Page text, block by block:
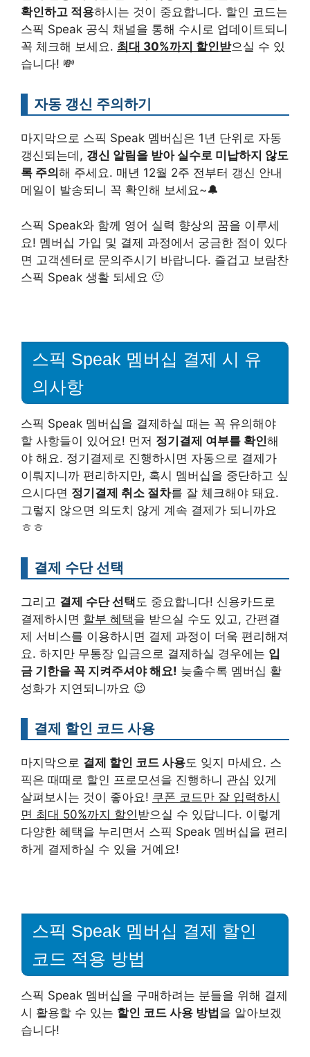
확인하고 적용하시는 것이 중요합니다. 할인 코드는
스픽 Speak 공식 채널을 통해 수시로 업데이트되니
꼭 체크해 보세요. 최대 30%까지 할인받으실 수 있
습니다! 💸
자동 갱신 주의하기
마지막으로 스픽 Speak 멤버십은 1년 단위로 자동
갱신되는데, 갱신 알림을 받아 실수로 미납하지 않도
록 주의 해 주세요. 매년 12월 2주 전부터 갱신 안내
메일이 발송되니 꼭 확인해 보세요~🔔
스픽 Speak와 함께 영어 실력 향상의 꿈을 이루세
요! 멤버십 가입 및 결제 과정에서 궁금한 점이 있다
면 고객센터로 문의주시기 바랍니다. 즐겁고 보람찬
스픽 Speak 생활 되세요 🙂
스픽 Speak 멤버십 결제 시 유
의사항
스픽 Speak 멤버십을 결제하실 때는 꼭 유의해야
할 사항들이 있어요! 먼저 정기결제 여부를 확인해
야 해요. 정기결제로 진행하시면 자동으로 결제가
이뤄지니까 편리하지만, 혹시 멤버십을 중단하고 싶
으시다면 정기결제 취소 절차를 잘 체크해야 돼요.
그렇지 않으면 의도치 않게 계속 결제가 되니까요
ㅎㅎ
결제 수단 선택
그리고 결제 수단 선택도 중요합니다! 신용카드로
결제하시면 할부 혜택을 받으실 수도 있고, 간편결
제 서비스를 이용하시면 결제 과정이 더욱 편리해져
요. 하지만 무통장 입금으로 결제하실 경우에는 입
금 기한을 꼭 지켜주셔야 해요! 늦출수록 멤버십 활
성화가 지연되니까요 😉
결제 할인 코드 사용
마지막으로 결제 할인 코드 사용도 잊지 마세요. 스
픽은 때때로 할인 프로모션을 진행하니 관심 있게
살펴보시는 것이 좋아요! 쿠폰 코드만 잘 입력하시
면 최대 50%까지 할인받으실 수 있답니다. 이렇게
다양한 혜택을 누리면서 스픽 Speak 멤버십을 편리
하게 결제하실 수 있을 거예요!
스픽 Speak 멤버십 결제 할인
코드 적용 방법
스픽 Speak 멤버십을 구매하려는 분들을 위해 결제
시 활용할 수 있는 할인 코드 사용 방법 을 알아보겠
습니다!